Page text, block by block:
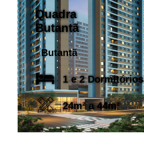
Quadra
Butantã
Butantã
1 e 2 Dormitórios
24m² a 44m²